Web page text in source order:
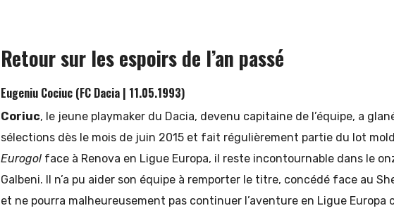
Retour sur les espoirs de l’an passé
Eugeniu Cociuc (FC Dacia | 11.05.1993)
Coriuc, le jeune playmaker du Dacia, devenu capitaine de l’équipe, a
sélections dès le mois de juin 2015 et fait régulièrement partie du lot
Eurogol face à Renova en Ligue Europa, il reste incontournable dans le
Galbeni. Il n’a pu aider son équipe à remporter le titre, concédé face au
et ne pourra malheureusement pas continuer l’aventure en Ligue Europa